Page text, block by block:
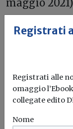
maggio 2021)
Scarica
Registrati
Registrati alle
omaggio
collegate edito
Nome